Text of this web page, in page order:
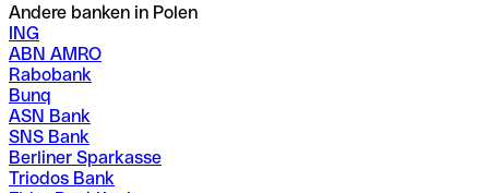
Andere banken in Polen
ING
ABN AMRO
Rabobank
Bunq
ASN Bank
SNS Bank
Berliner Sparkasse
Triodos Bank